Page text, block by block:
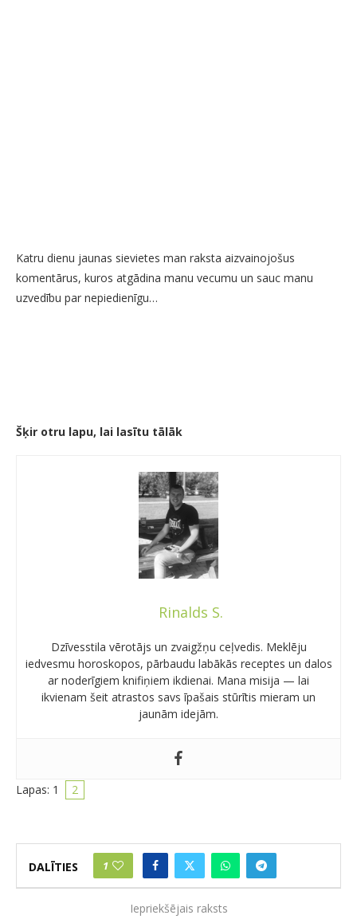
Katru dienu jaunas sievietes man raksta aizvainojošus
komentārus, kuros atgādina manu vecumu un sauc manu
uzvedību par nepiedienīgu…
Šķir otru lapu, lai lasītu tālāk
Rinalds S.
Dzīvesstila vērotājs un zvaigžņu ceļvedis. Meklēju
iedvesmu horoskopos, pārbaudu labākās receptes un dalos
ar noderīgiem knifiņiem ikdienai. Mana misija — lai
ikvienam šeit atrastos savs īpašais stūrītis mieram un
jaunām idejām.
Lapas: 1 2
DALĪTIES 1
Iepriekšējais raksts